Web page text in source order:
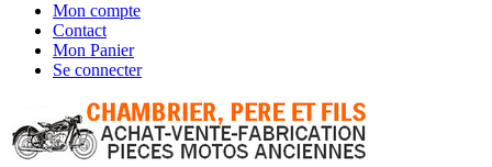
Mon compte
Contact
Mon Panier
Se connecter